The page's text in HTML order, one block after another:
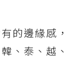
的邊緣感，
、泰、越、